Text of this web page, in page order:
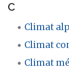
C
Climat
Climat
Climat